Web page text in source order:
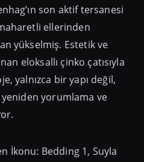
son aktif tersanesi
ellerinden
yükselmiş. Estetik ve
eloksallı çinko çatısıyla
yalnızca bir yapı değil,
yeniden yorumlama ve